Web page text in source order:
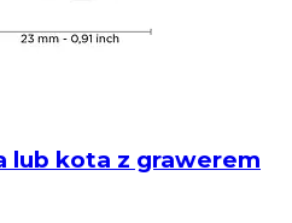
lub kota z grawerem